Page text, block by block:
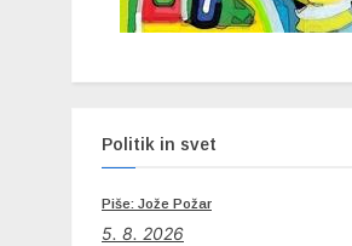
Politik in svet
Piše: Jože Požar
5. 8. 2026